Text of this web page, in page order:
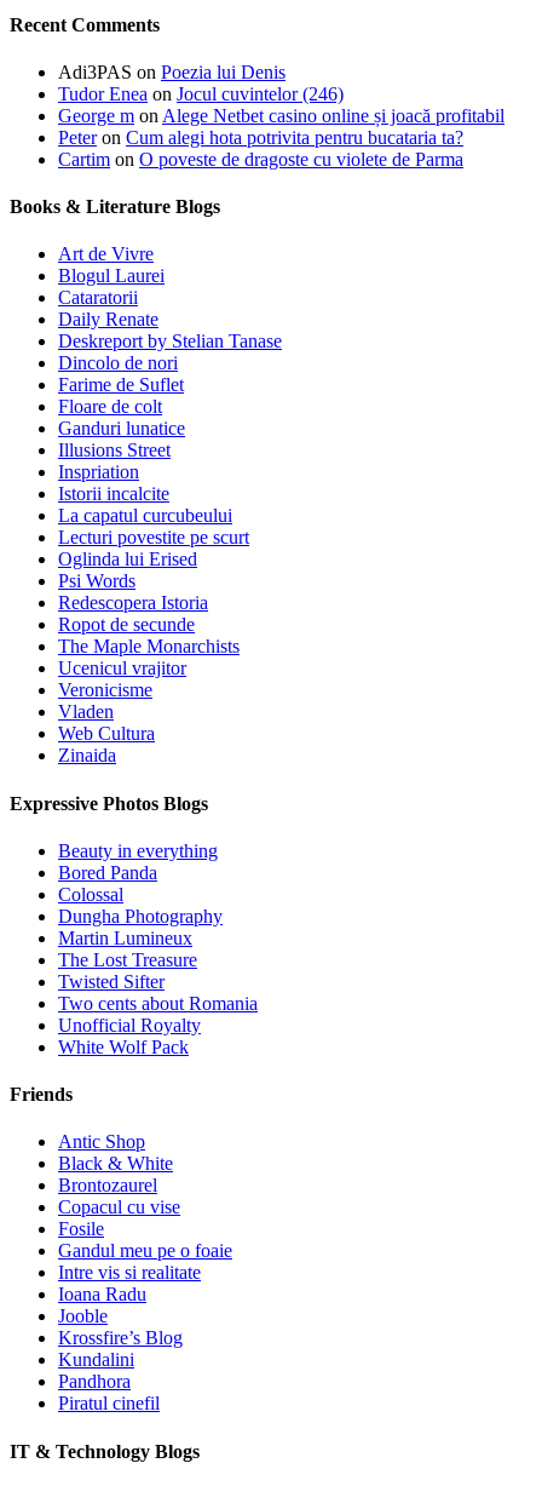
Recent Comments
Adi3PAS on Poezia lui Denis
Tudor Enea on Jocul cuvintelor (246)
George m on Alege Netbet casino online și joacă profitabil
Peteron Cum alegi hota potrivita pentru bucataria ta?
Cartim on O poveste de dragoste cu violete de Parma
Books & Literature Blogs
Art de Vivre
Blogul Laurei
Cataratorii
Daily Renate
Deskreport by Stelian Tanase
Dincolo de nori
Farime de Suflet
Floare de colt
Ganduri lunatice
Illusions Street
Inspriation
Istorii incalcite
La capatul curcubeului
Lecturi povestite pe scurt
Oglinda lui Erised
Psi Words
Redescopera Istoria
Ropot de secunde
The Maple Monarchists
Ucenicul vrajitor
Veronicisme
Vladen
Web Cultura
Zinaida
Expressive Photos Blogs
Beauty in everything
Bored Panda
Colossal
Dungha Photography
Martin Lumineux
The Lost Treasure
Twisted Sifter
Two cents about Romania
Unofficial Royalty
White Wolf Pack
Friends
Antic Shop
Black & White
Brontozaurel
Copacul cu vise
Fosile
Gandul meu pe o foaie
Intre vis si realitate
Ioana Radu
Jooble
Krossfire’s Blog
Kundalini
Pandhora
Piratul cinefil
IT & Technology Blogs